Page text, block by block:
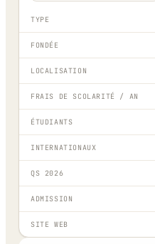
TYPE
FONDÉE
LOCALISATION
FRAIS DE SCOLARITÉ / AN
ÉTUDIANTS
INTERNATIONAUX
QS 2026
ADMISSION
SITE WEB